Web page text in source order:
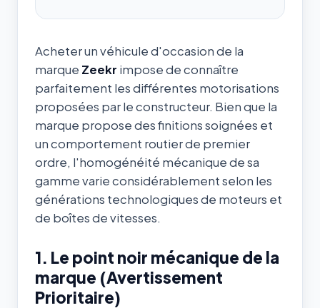
Acheter un véhicule d'occasion de la
marque Zeekr impose de connaître
parfaitement les différentes motorisations
proposées par le constructeur. Bien que la
marque propose des finitions soignées et
un comportement routier de premier
ordre, l'homogénéité mécanique de sa
gamme varie considérablement selon les
générations technologiques de moteurs et
de boîtes de vitesses.
1. Le point noir mécanique de la
marque (Avertissement
Prioritaire)